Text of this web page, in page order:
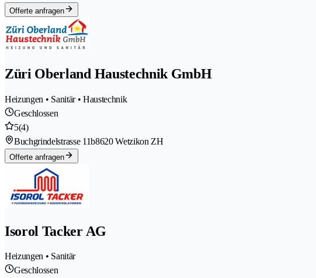
Offerte anfragen
Züri Oberland Haustechnik GmbH
Heizungen • Sanitär • Haustechnik
Geschlossen
5(4)
Buchgrindelstrasse 11b8620 Wetzikon ZH
Offerte anfragen
Isorol Tacker AG
Heizungen • Sanitär
Geschlossen